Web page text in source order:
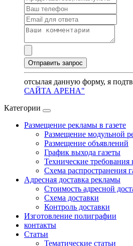
отсылая данную форму, я
САЙТА АРЕНА"
Категории
Размещение рекламы в газете
Размещение модульной
Размещение объявлений
График выхода газеты
Технические требования
Схема распространения
Адресная доставка рекламы
Стоимость адресной
Схема доставки
Контроль доставки
Изготовление полиграфии
контакты
Статьи
Тематические статьи